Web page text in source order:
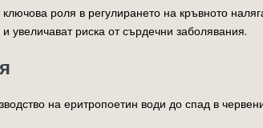
роля в регулирането на кръвното
увеличават риска от сърдечни заболявания.
на еритропоетин води до спад в